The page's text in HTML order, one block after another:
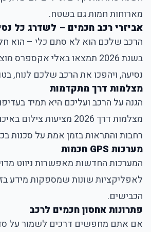
מארוחות חמות גם בשטח.
אביזרי רכב חכמים – לשדרג כל
הרכב שלכם הוא לא סתם כלי – הוא
בשנת 2026 תמצאו באלי
נסיעה, ויהפכו את הרכב שלכם לנוח,
מצלמות דרך מתקדמות
הגנה על הרכב ועליכם היא תמיד
מצלמות דרך 2026 מציעות
רחבות והתראות בזמן אמת על סכנות
מערכות GPS חכמות
המערכות החדשות מאפשרות ניווט
לאפליקציות שונות שמספקות מידע
הכבישים.
פתרונות אחסון חכמים לרכב
אם אתם מחפשים דרכים לשמור על